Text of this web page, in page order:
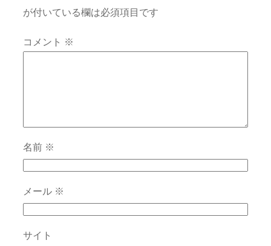
が付いている欄は必須項目です
コメント ※
名前 ※
メール ※
サイト